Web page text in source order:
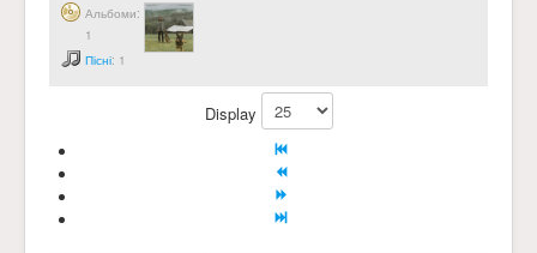
Альбоми:
1
Пісні: 1
Display